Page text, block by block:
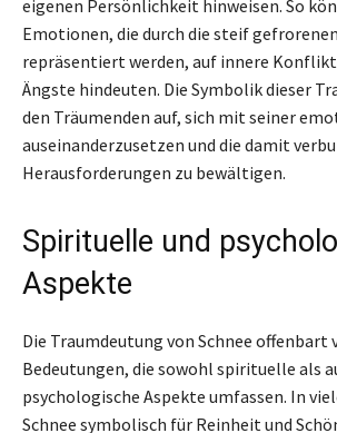
eigenen Persönlichkeit hinweisen. So
Emotionen, die durch die steif
repräsentiert werden, auf innere
Ängste hindeuten. Die Symbolik dieser
den Träumenden auf, sich mit seiner
auseinanderzusetzen und die damit
Herausforderungen zu bewältigen.
Spirituelle und
Aspekte
Die Traumdeutung von Schnee offenbart
Bedeutungen, die sowohl spirituelle als
psychologische Aspekte umfassen. In
Schnee symbolisch für Reinheit und